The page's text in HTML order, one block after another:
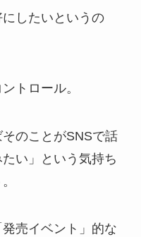
したいというの
トロール。
そのことがSNSで話
い」という気持ち
売イベント」的な